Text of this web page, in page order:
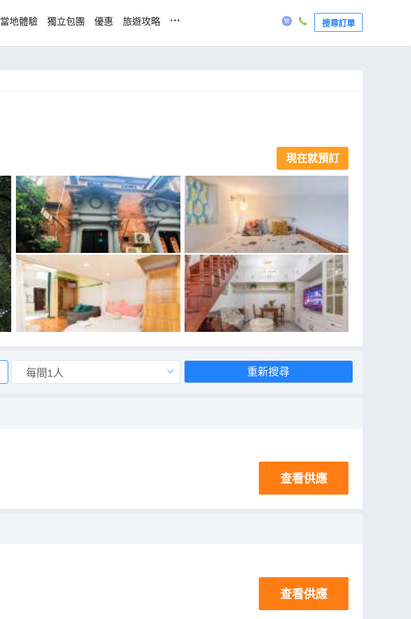
當地體驗 獨立包團 優惠 旅遊攻略 ... 搜尋訂單
現在就預訂
重新搜尋
查看供應
查看供應